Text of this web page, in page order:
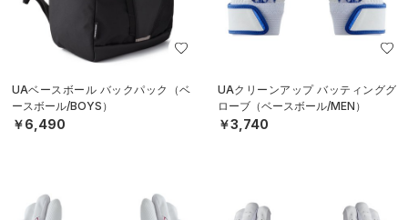
UAベースボール バックパック（ベ
ースボール/BOYS）
￥6,490
UAクリーンアップ バッティンググ
ローブ（ベースボール/MEN）
￥3,740